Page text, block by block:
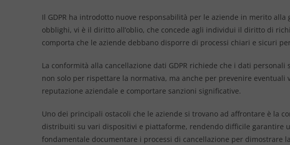
Il GDPR ha introdotto nuove responsabilità per le aziende in merito
obblighi, vi è il diritto all’oblio, che concede agli individui il diritto di
comporta che le aziende debbano disporre di processi chiari e sicuri
La conformità alla cancellazione dati GDPR richiede che i dati
non solo per rispettare la normativa, ma anche per prevenire
reputazione aziendale e comportare sanzioni significative.
Uno dei principali ostacoli che le aziende si trovano ad affrontare è la
distribuiti su vari dispositivi e piattaforme, rendendo difficile garantire
fondamentale documentare i processi di cancellazione per dimostrare